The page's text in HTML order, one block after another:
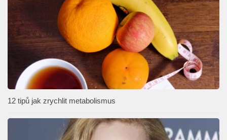
12 tipů jak zrychlit metabolismus